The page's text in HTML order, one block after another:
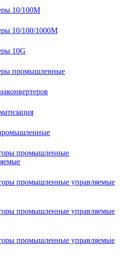
10/100M
10/100/1000M
10G
промышленные
промышленные
промышленные управляемые
промышленные управляемые
промышленные управляемые